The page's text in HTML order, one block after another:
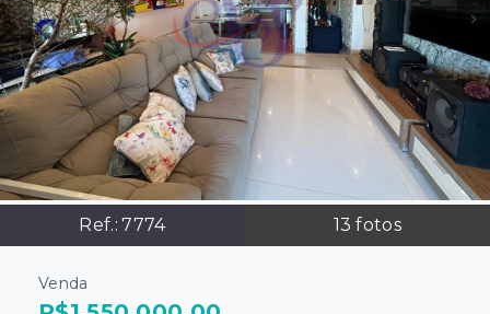
Ref.:7774 13 fotos
Venda